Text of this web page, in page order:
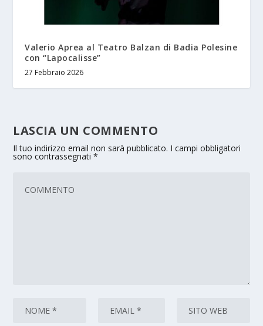
Valerio Aprea al Teatro Balzan di Badia Polesine
con “Lapocalisse”
27 Febbraio 2026
LASCIA UN COMMENTO
Il tuo indirizzo email non sarà pubblicato. I campi obbligatori
sono contrassegnati*